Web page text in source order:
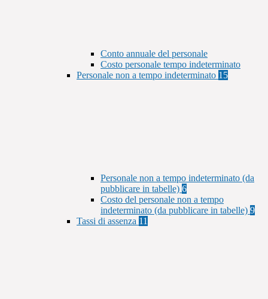
Conto annuale del personale
Costo personale tempo indeterminato
Personale non a tempo indeterminato 15
Personale non a tempo indeterminato (da
pubblicare in tabelle) 6
Costo del personale non a tempo
indeterminato (da pubblicare in tabelle) 9
Tassi di assenza 11